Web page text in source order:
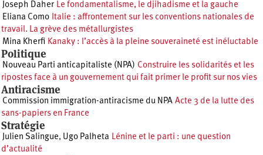
Joseph Daher Le fondamentalisme, le djihadisme et la gauche
Eliana Como Italie : affrontement sur les conventions nationales de
travail. La grève des métallurgistes
Mina Kherfi Kanaky : l’accès à la pleine souveraineté est inéluctable
Politique
Nouveau Parti anticapitaliste (NPA) Construire les solidarités et les
ripostes face à un gouvernement qui fait primer le profit sur nos vies
Antiracisme
Commission immigration-antiracisme du NPA Acte 3 de la lutte des
sans-papiers en France
Stratégie
Julien Salingue, Ugo Palheta Lénine et le parti : une question
d’actualité